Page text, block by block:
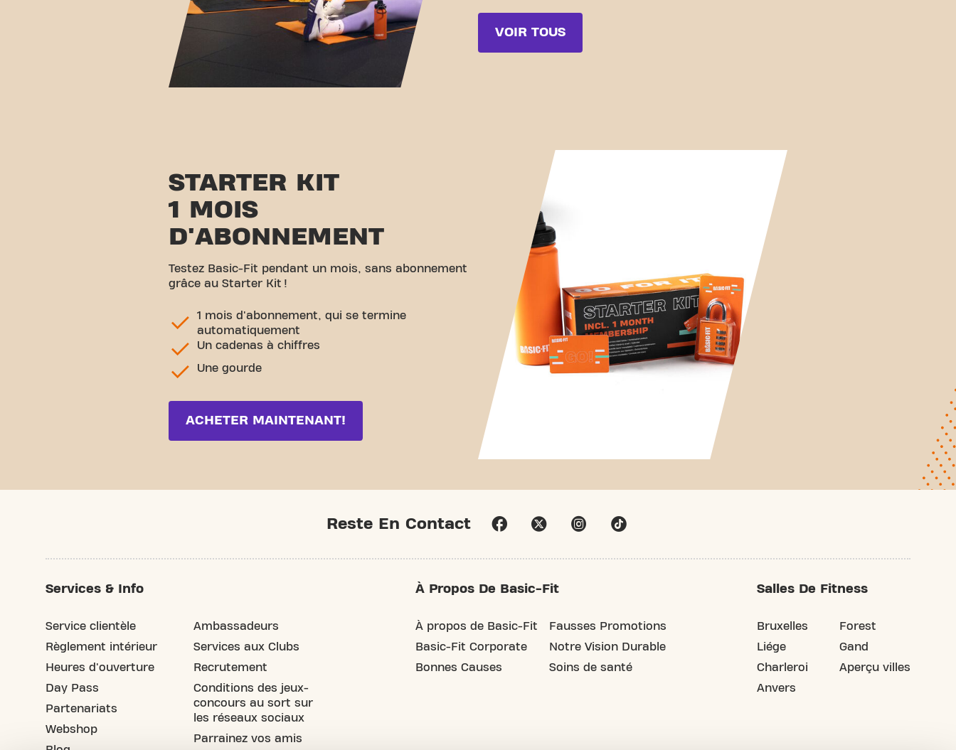
VOIR TOUS
STARTER KIT
1 MOIS
D'ABONNEMENT
Testez Basic-Fit pendant un mois, sans abonnement
grâce au Starter Kit !
1 mois d'abonnement, qui se termine
automatiquement
Un cadenas à chiffres
Une gourde
ACHETER MAINTENANT!
Reste En Contact
Services & Info
Service clientèle
Règlement intérieur
Heures d'ouverture
Day Pass
Partenariats
Webshop
Ambassadeurs
Services aux Clubs
Recrutement
Conditions des jeux-
concours au sort sur
les réseaux sociaux
Parrainez vos amis
À Propos De Basic-Fit
À propos de Basic-Fit
Basic-Fit Corporate
Bonnes Causes
Fausses Promotions
Notre Vision Durable
Soins de santé
Salles De Fitness
Bruxelles
Liége
Charleroi
Anvers
Forest
Gand
Aperçu villes